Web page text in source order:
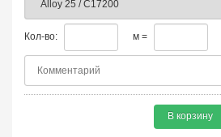
Кол-во: м =
В корзину